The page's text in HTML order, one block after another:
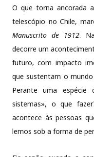
O que torna ancorada
telescópio no Chile,
Manuscrito de 1912.
decorre um
futuro, com impacto
que sustentam o
Perante uma
sistemas», o que
acontece às pessoas
lemos sob a forma de